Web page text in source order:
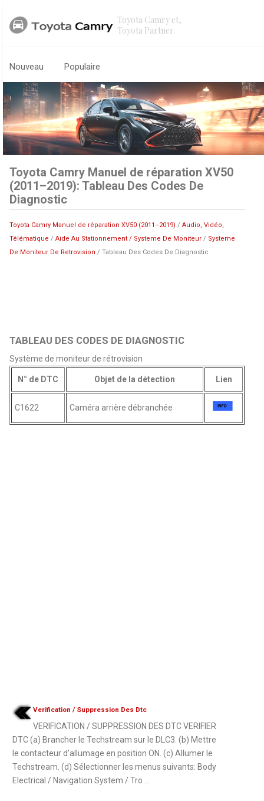
Toyota Camry et,
Toyota Partner.
Nouveau Populaire
Toyota Camry Manuel de réparation XV50
(2011–2019): Tableau Des Codes De
Diagnostic
Toyota Camry Manuel de réparation XV50 (2011–2019) /Audio, Vidéo,
Télématique /Aide Au Stationnement / Systeme De Moniteur / Systeme
De Moniteur De Retrovision / Tableau Des Codes De Diagnostic
TABLEAU DES CODES DE DIAGNOSTIC
Système de moniteur de rétrovision
N° de DTC Objet de la détection Lien
C1622 Caméra arrière débranchée
Verification / Suppression Des Dtc
VERIFICATION / SUPPRESSION DES DTC VERIFIER
DTC (a) Brancher le Techstream sur le DLC3. (b) Mettre
le contacteur d'allumage en position ON. (c) Allumer le
Techstream. (d) Sélectionner les menus suivants: Body
Electrical / Navigation System / Tro ...